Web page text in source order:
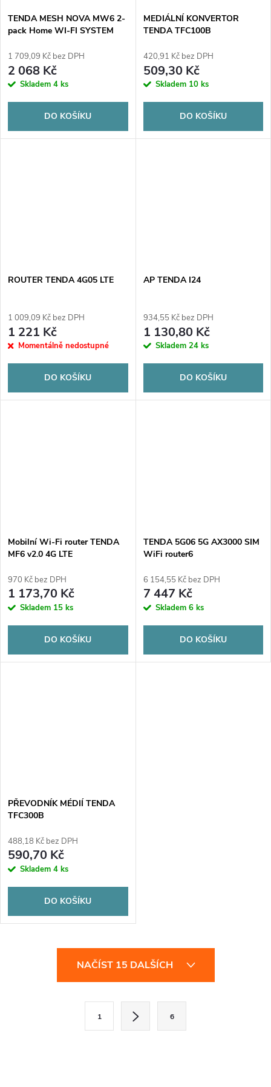
TENDA MESH NOVA MW6 2-
pack Home WI-FI SYSTEM
1 709,09 Kč bez DPH
2 068 Kč
Skladem 4 ks
DO KOŠÍKU
MEDIÁLNÍ KONVERTOR
TENDA TFC100B
420,91 Kč bez DPH
509,30 Kč
Skladem 10 ks
DO KOŠÍKU
ROUTER TENDA 4G05 LTE
1 009,09 Kč bez DPH
1 221 Kč
Momentálně nedostupné
DO KOŠÍKU
AP TENDA I24
934,55 Kč bez DPH
1 130,80 Kč
Skladem 24 ks
DO KOŠÍKU
Mobilní Wi-Fi router TENDA
MF6 v2.0 4G LTE
970 Kč bez DPH
1 173,70 Kč
Skladem 15 ks
DO KOŠÍKU
TENDA 5G06 5G AX3000 SIM
WiFi router6
6 154,55 Kč bez DPH
7 447 Kč
Skladem 6 ks
DO KOŠÍKU
PŘEVODNÍK MÉDIÍ TENDA
TFC300B
488,18 Kč bez DPH
590,70 Kč
Skladem 4 ks
DO KOŠÍKU
NAČÍST 15 DALŠÍCH
1 6